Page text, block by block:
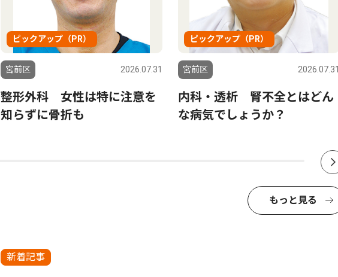
ピックアップ（PR）
宮前区 2026.07.31
整形外科 女性は特に注意を
知らずに骨折も
ピックアップ（PR）
宮前区 2026.07.31
内科・透析 腎不全とはどん
な病気でしょうか？
もっと見る
新着記事